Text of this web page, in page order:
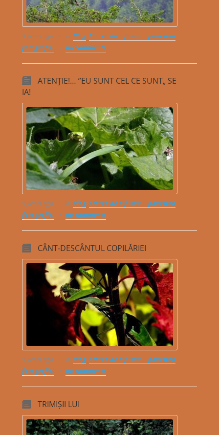
9 years ago in:Blog, Starea de a fi sau... povestea
fotografiei
no comments
ATENȚIE!… ”EU SUNT CEL CE SUNT„ SE
IA!
9 years ago in:Blog, Starea de a fi sau... povestea
fotografiei
no comments
CÂNT-DESCÂNTUL COPILĂRIEI
9 years ago in:Blog, Starea de a fi sau... povestea
fotografiei
no comments
TRIMIȘII LUI